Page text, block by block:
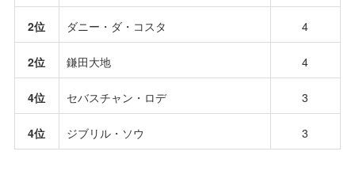
2位 ダニー・ダ・コスタ 4
2位 鎌田大地 4
4位 セバスチャン・ロデ 3
4位 ジブリル・ソウ 3